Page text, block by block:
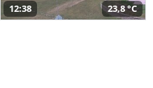
12:38 23,8 °C